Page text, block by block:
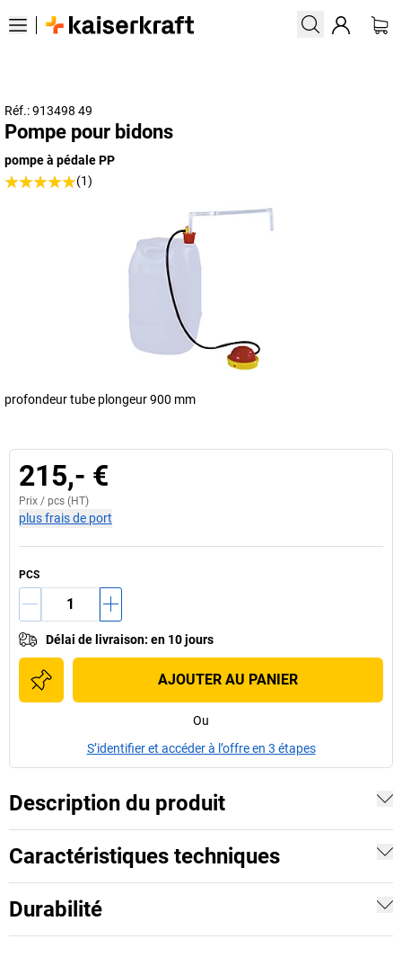
Réf.: 913498 49
Pompe pour bidons
pompe à pédale PP
(1)
profondeur tube plongeur 900 mm
215,- €
Prix / pcs (HT)
plus frais de port
PCS
Délai de livraison: en 10 jours
AJOUTER AU PANIER
Ou
S’identifier et accéder à l’offre en 3 étapes
Description du produit
Caractéristiques techniques
Durabilité